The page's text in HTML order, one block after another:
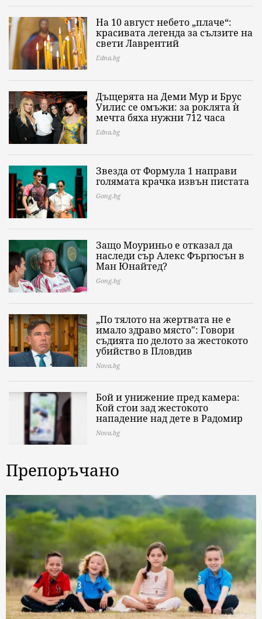
На 10 август небето „плаче“:
красивата легенда за сълзите на
свети Лаврентий
Edna.bg
Дъщерята на Деми Мур и Брус
Уилис се омъжи: за роклята ѝ
мечта бяха нужни 712 часа
Edna.bg
Звезда от Формула 1 направи
голямата крачка извън пистата
Gong.bg
Защо Моуриньо е отказал да
наследи сър Алекс Фъргюсън в
Ман Юнайтед?
Gong.bg
„По тялото на жертвата не е
имало здраво място": Говори
съдията по делото за жестокото
убийство в Пловдив
Nova.bg
Бой и унижение пред камера:
Кой стои зад жестокото
нападение над дете в Радомир
Nova.bg
Препоръчано